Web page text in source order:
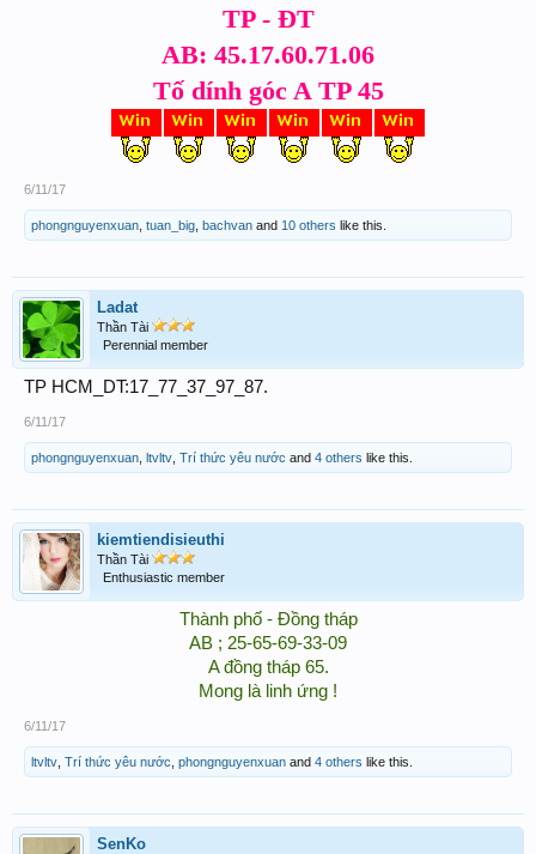
TP - ĐT
AB: 45.17.60.71.06
Tố dính góc A TP 45
6/11/17
phongnguyenxuan tuan_big bachvan and 10 others like this.
Ladat
Thần Tài
Perennial member
TP HCM_DT:17_77_37_97_87.
6/11/17
phongnguyenxuan ltvltv Trí thức yêu nước and 4 others like this.
kiemtiendisieuthi
Thần Tài
Enthusiastic member
Thành phố - Đồng tháp
AB ; 25-65-69-33-09
A đồng tháp 65.
Mong là linh ứng !
6/11/17
ltvltv Trí thức yêu nước phongnguyenxuan and 4 others like this.
SenKo